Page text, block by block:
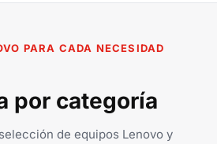
PARA CADA NECESIDAD
por categoría
de equipos Lenovo y